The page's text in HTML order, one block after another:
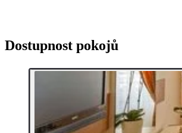
Dostupnost pokojů